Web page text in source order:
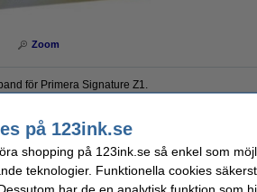
Zoom
för Primera Signature Z1.
färgband
röd
på 123ink.se
shopping på 123ink.se så enkel som
teknologier. Funktionella cookies
har de en analytisk funktion som